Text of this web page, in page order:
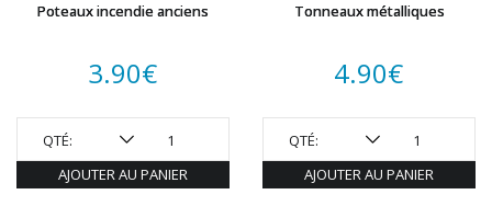
Poteaux incendie anciens
3.90€
QTÉ:
AJOUTER AU PANIER
Tonneaux métalliques
4.90€
QTÉ:
AJOUTER AU PANIER